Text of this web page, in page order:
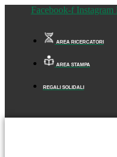
Facebook-f Instagram
AREA RICERCATORI
AREA STAMPA
REGALI SOLIDALI